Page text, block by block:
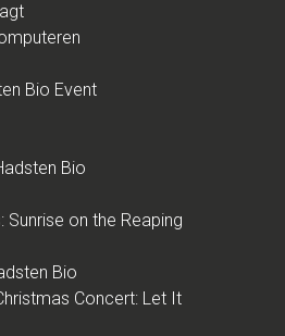
Bio Event
Bio
Sunrise on the Reaping
Bio
Concert: Let It